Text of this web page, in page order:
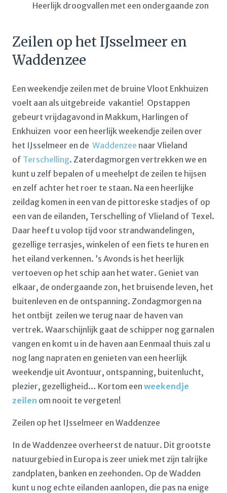
Heerlijk droogvallen met een ondergaande zon
Zeilen op het IJsselmeer en
Waddenzee
Een weekendje zeilen met de bruine Vloot Enkhuizen
voelt aan als uitgebreide vakantie! Opstappen
gebeurt vrijdagavond in Makkum, Harlingen of
Enkhuizen voor een heerlijk weekendje zeilen over
het IJsselmeer en de Waddenzee naar Vlieland
of Terschelling. Zaterdagmorgen vertrekken we en
kunt u zelf bepalen of u meehelpt de zeilen te hijsen
en zelf achter het roer te staan. Na een heerlijke
zeildag komen in een van de pittoreske stadjes of op
een van de eilanden, Terschelling of Vlieland of Texel.
Daar heeft u volop tijd voor strandwandelingen,
gezellige terrasjes, winkelen of een fiets te huren en
het eiland verkennen. ’s Avonds is het heerlijk
vertoeven op het schip aan het water. Geniet van
elkaar, de ondergaande zon, het bruisende leven, het
buitenleven en de ontspanning. Zondagmorgen na
het ontbijt zeilen we terug naar de haven van
vertrek. Waarschijnlijk gaat de schipper nog garnalen
vangen en komt u in de haven aan Eenmaal thuis zal u
nog lang napraten en genieten van een heerlijk
weekendje uit Avontuur, ontspanning, buitenlucht,
plezier, gezelligheid… Kortom een weekendje
zeilen om nooit te vergeten!
Zeilen op het IJsselmeer en Waddenzee
In de Waddenzee overheerst de natuur. Dit grootste
natuurgebied in Europa is zeer uniek met zijn talrijke
zandplaten, banken en zeehonden. Op de Wadden
kunt u nog echte eilanden aanlopen, die pas na enige